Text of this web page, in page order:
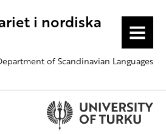
i nordiska
MENU
of Scandinavian Languages